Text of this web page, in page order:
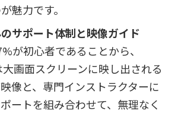
魅力です。
サポート体制と映像ガイド
が初心者であることから、
画面スクリーンに映し出される
像と、専門インストラクターに
ートを組み合わせて、無理なく